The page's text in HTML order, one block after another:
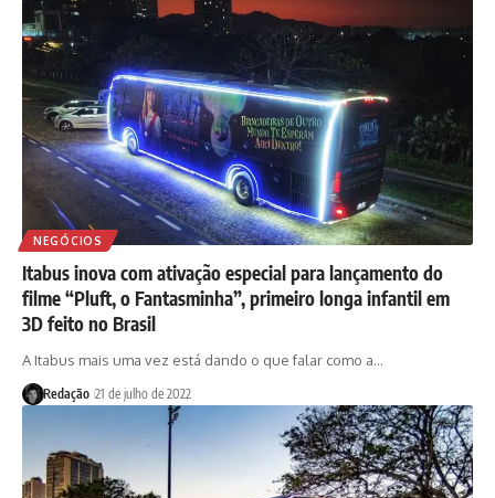
NEGÓCIOS
Itabus inova com ativação especial para lançamento do
filme “Pluft, o Fantasminha”, primeiro longa infantil em
3D feito no Brasil
A Itabus mais uma vez está dando o que falar como a…
Redação 21 de julho de 2022